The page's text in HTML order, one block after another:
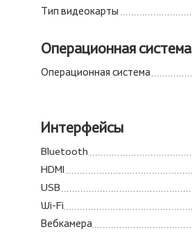
Тип видеокарты
Операционная система
Операционная система
Интерфейсы
Bluetooth
HDMI
USB
Wi-Fi
Вебкамера